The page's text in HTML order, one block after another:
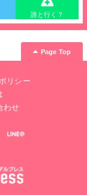
誰と行く？
Page Top
リシー
わせ